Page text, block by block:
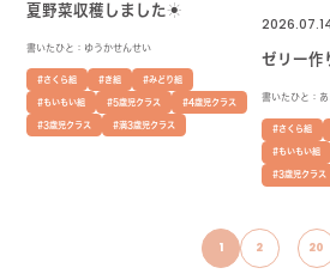
夏野菜収穫しました☀
書いたひと：ゆうかせんせい
#さくら組 #き組 #みどり組
#もいもい組 #5歳児クラス #4歳児クラス
#3歳児クラス #満3歳児クラス
ゼリー作
書いたひと：
#さくら組
#もいもい組
#3歳児クラス
1 2 20